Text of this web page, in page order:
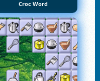
Croc Word